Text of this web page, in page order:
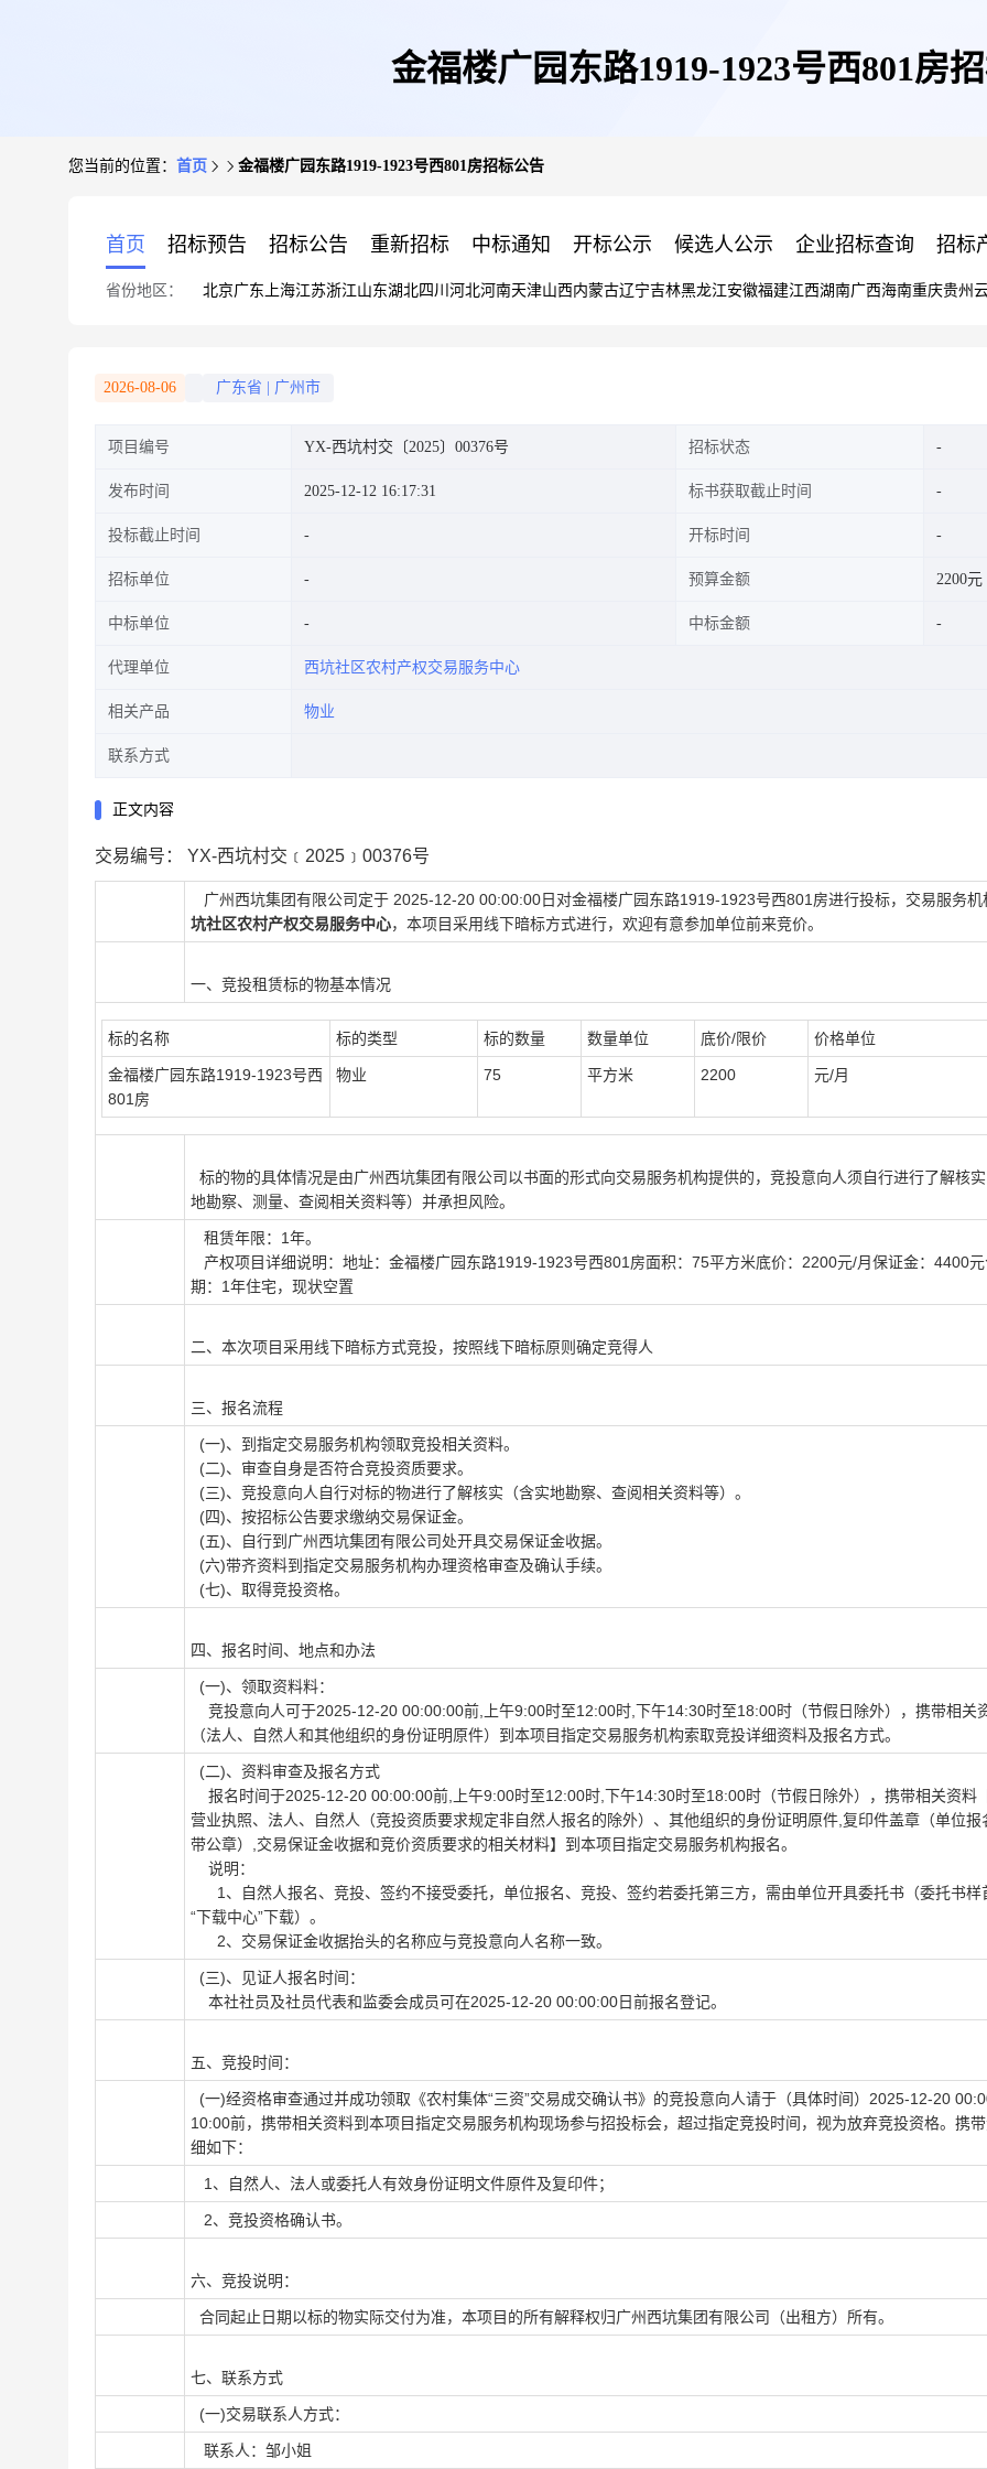
金福楼广园东路1919-1923号西801房
您当前的位置： 首页 金福楼广园东路1919-1923号西801房招标公告
首页 招标预告 招标公告 重新招标 中标通知 开标公示 候选人公示 企业招标查询 招标
省份地区： 北京广东 上海江苏浙江山东湖北四川 河北河南天津山西内蒙古辽宁吉林黑龙江安徽福建江西湖南广西海南重庆贵州
2026-08-06 广东省 广州市
项目编号 YX-西坑村交〔2025〕00376号 招标状态
发布时间 2025-12-12 16:17:31 标书获取截止时间
投标截止时间 开标时间
招标单位 预算金额 2200元
中标单位 中标金额
代理单位 西坑社区农村产权交易服务中心
相关产品 物业
联系方式
正文内容
交易编号： YX-西坑村交﹝2025﹞00376号
广州西坑集团有限公司定于 2025-12-20 00:00:00日 对金福楼广园东路1919-1923号西801房进行投标，交易服务机
坑社区农村产权交易服务中心，本项目采用线下暗标方式进行，欢迎有意参加单位前来竞价。
一、竞投租赁标的物基本情况
标的名称 标的类型 标的数量 数量单位 底价/限价 价格单位
金福楼广园东路1919-1923号西
801房
物业 75 平方米 2200 元/月
标的物的具体情况是由广州西坑集团有限公司以书面的形式向交易服务机构提供的，竞投意向人须自行进行了解核
地勘察、测量、查阅相关资料等）并承担风险。
租赁年限： 1年。
产权项目详细说明： 地址：金福楼广园东路1919-1923号西801房面积：75平方米底价：2200元/月保证金：4400元
期：1年住宅，现状空置
二、本次项目采用线下暗标方式竞投，按照线下暗标原则确定竞得人
三、报名流程
(一)、到指定交易服务机构领取竞投相关资料。
(二)、审查自身是否符合竞投资质要求。
(三)、竞投意向人自行对标的物进行了解核实（含实地勘察、查阅相关资料等）。
(四)、按招标公告要求缴纳交易保证金。
(五)、自行到 广州西坑集团有限公司处开具交易保证金收据。
(六)带齐资料到指定交易服务机构办理资格审查及确认手续。
(七)、取得竞投资格。
四、报名时间、地点和办法
(一)、领取资料料：
竞投意向人可于2025-12-20 00:00:00前,上午9:00时至12:00时,下午14:30时至18:00时（节假日除外），携带相关
（法人、自然人和其他组织的身份证明原件）到本项目指定交易服务机构索取竞投详细资料及报名方式。
(二)、资料审查及报名方式
报名时间于2025-12-20 00:00:00前,上午9:00时至12:00时,下午14:30时至18:00时（节假日除外），携带相关资料
营业执照、法人、自然人（竞投资质要求规定非自然人报名的除外）、其他组织的身份证明原件,复印件盖章（单位报
带公章）,交易保证金收据和竞价资质要求的相关材料】到本项目指定交易服务机构报名。
说明：
1、自然人报名、竞投、签约不接受委托，单位报名、竞投、签约若委托第三方，需由单位开具委托书（委托书样
“下载中心”下载）。
2、交易保证金收据抬头的名称应与竞投意向人名称一致。
(三)、见证人报名时间：
本社社员及社员代表和监委会成员可在2025-12-20 00:00:00日前报名登记。
五、竞投时间：
(一)经资格审查通过并成功领取《农村集体“三资”交易成交确认书》的竞投意向人请于（具体时间） 2025-12-20
10:00前，携带相关资料到本项目指定交易服务机构现场参与招投标会，超过指定竞投时间，视为放弃竞投资格。携
细如下：
1、自然人、法人或委托人有效身份证明文件原件及复印件；
2、竞投资格确认书。
六、竞投说明：
合同起止日期以标的物实际交付为准，本项目的所有解释权归广州西坑集团有限公司 （出租方）所有。
七、联系方式
(一)交易联系人方式：
联系人： 邹小姐